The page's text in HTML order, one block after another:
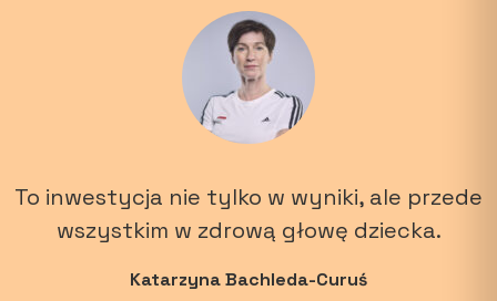
To inwestycja nie tylko w wyniki, ale przede
wszystkim w zdrową głowę dziecka.
Katarzyna Bachleda-Curuś